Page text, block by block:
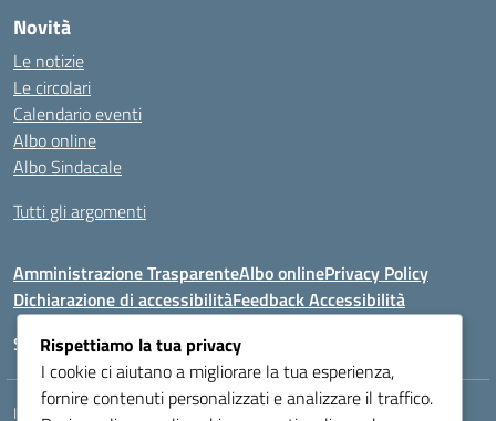
Novità
Le notizie
Le circolari
Calendario eventi
Albo online
Albo Sindacale
Tutti gli argomenti
Amministrazione TrasparenteAlbo onlinePrivacy Policy
Dichiarazione di accessibilitàFeedback Accessibilità
Seguici su:
Indirizzo: VIA LAZIO, 3, 43100 PARMA (PR)
Rispettiamo la tua privacy
I cookie ci aiutano a migliorare la tua esperienza,
fornire contenuti personalizzati e analizzare il traffico.